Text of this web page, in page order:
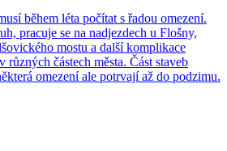
během léta počítat s řadou omezení.
pracuje se na nadjezdech u Flošny,
mostu a další komplikace
částech města. Část staveb
omezení ale potrvají až do podzimu.